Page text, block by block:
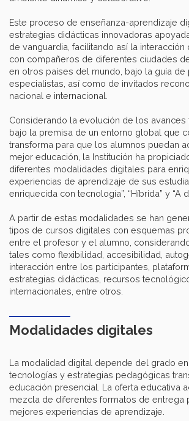
Este proceso de enseñanza-aprendizaje
estrategias didácticas innovadoras
de vanguardia, facilitando así la interacción
con compañeros de diferentes ciudades
en otros países del mundo, bajo la guía de
especialistas, así como de invitados
nacional e internacional.
Considerando la evolución de los
bajo la premisa de un entorno global que
transforma para que los alumnos puedan
mejor educación, la Institución ha
diferentes modalidades digitales para
experiencias de aprendizaje de sus
enriquecida con tecnología”, “Híbrida” y “A
A partir de estas modalidades se han
tipos de cursos digitales con esquemas
entre el profesor y el alumno,
tales como flexibilidad, accesibilidad,
interacción entre los participantes,
estrategias didácticas, recursos
internacionales, entre otros.
Modalidades digitales
La modalidad digital depende del grado
tecnologías y estrategias pedagógicas
educación presencial. La oferta educativa
mezcla de diferentes formatos de entrega
mejores experiencias de aprendizaje.